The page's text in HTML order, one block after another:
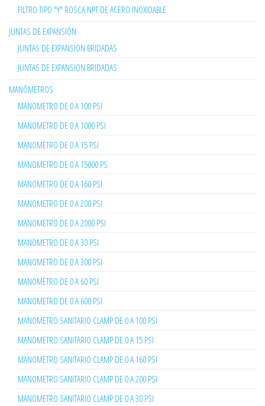
FILTRO TIPO "Y" ROSCA NPT DE ACERO INOXIDABLE
JUNTAS DE EXPANSIÓN
JUNTAS DE EXPANSION BRIDADAS
JUNTAS DE EXPANSION BRIDADAS
MANÓMETROS
MANOMETRO DE 0 A 100 PSI
MANOMETRO DE 0 A 1000 PSI
MANOMETRO DE 0 A 15 PSI
MANOMETRO DE 0 A 15000 PS
MANOMETRO DE 0 A 160 PSI
MANOMETRO DE 0 A 200 PSI
MANOMETRO DE 0 A 2000 PSI
MANOMETRO DE 0 A 30 PSI
MANOMETRO DE 0 A 300 PSI
MANOMETRO DE 0 A 60 PSI
MANOMETRO DE 0 A 600 PSI
MANOMETRO SANITARIO CLAMP DE 0 A 100 PSI
MANOMETRO SANITARIO CLAMP DE 0 A 15 PSI
MANOMETRO SANITARIO CLAMP DE 0 A 160 PSI
MANOMETRO SANITARIO CLAMP DE 0 A 200 PSI
MANOMETRO SANITARIO CLAMP DE 0 A 30 PSI